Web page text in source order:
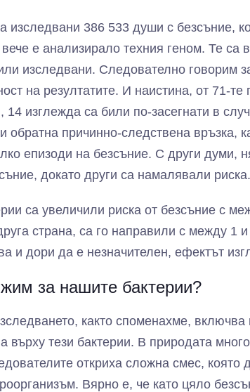
изследвани 386 533 души с безсъние,
вече е анализирало техния геном. Те са
изследвани. Следователно говорим
на резултатите. И наистина, от 71-те
14 изглежда са били по-засегнати в
обратна причинно-следствена връзка,
епизоди на безсъние. С други думи,
докато други са намалявали риска.
са увеличили риска от безсъние с
страна, са го направили с между 1
и дори да е незначителен, ефектът
за нашите бактерии?
както споменахме,
върху тези бактерии. В природата
откриха сложна смес, която
Вярно е, че като цяло